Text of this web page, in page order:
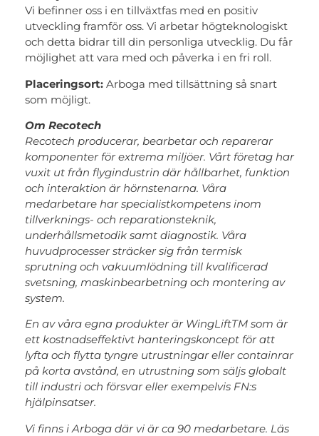
Vi befinner oss i en tillväxtfas med en positiv
utveckling framför oss. Vi arbetar högteknologiskt
och detta bidrar till din personliga utvecklig. Du får
möjlighet att vara med och påverka i en fri roll.
Placeringsort: Arboga med tillsättning så snart
som möjligt.
Om Recotech
Recotech producerar, bearbetar och reparerar
komponenter för extrema miljöer. Vårt företag har
vuxit ut från flygindustrin där hållbarhet, funktion
och interaktion är hörnstenarna. Våra
medarbetare har specialistkompetens inom
tillverknings- och reparationsteknik,
underhållsmetodik samt diagnostik. Våra
huvudprocesser sträcker sig från termisk
sprutning och vakuumlödning till kvalificerad
svetsning, maskinbearbetning och montering av
system.
En av våra egna produkter är WingLiftTM som är
ett kostnadseffektivt hanteringskoncept för att
lyfta och flytta tyngre utrustningar eller containrar
på korta avstånd, en utrustning som säljs globalt
till industri och försvar eller exempelvis FN:s
hjälpinsatser.
Vi finns i Arboga där vi är ca 90 medarbetare. Läs